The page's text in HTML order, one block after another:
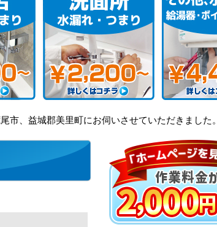
市、益城郡美里町にお伺いさせていただきました。